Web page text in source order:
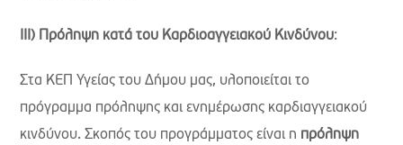
ΙΙΙ) Πρόληψη κατά του Καρδιοαγγειακού Κινδύνου:
Στα ΚΕΠ Υγείας του Δήμου μας, υλοποιείται το
πρόγραμμα πρόληψης και ενημέρωσης καρδιαγγειακού
κινδύνου. Σκοπός του προγράμματος είναι η πρόληψη